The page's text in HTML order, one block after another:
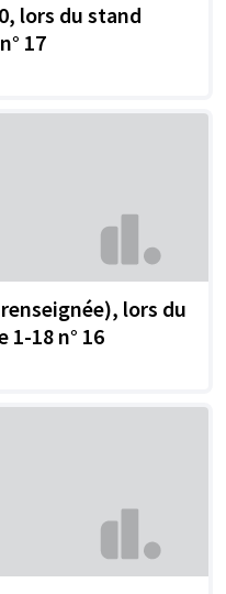
lors du stand
17
lors du
1-18 n° 16